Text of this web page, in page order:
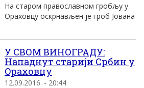
На старом православном гробљу у
Ораховцу оскрнављен је гроб Јована
У СВОМ ВИНОГРАДУ:
Нападнут стариjи Србин у
Oраховцу
12.09.2016. - 20:44